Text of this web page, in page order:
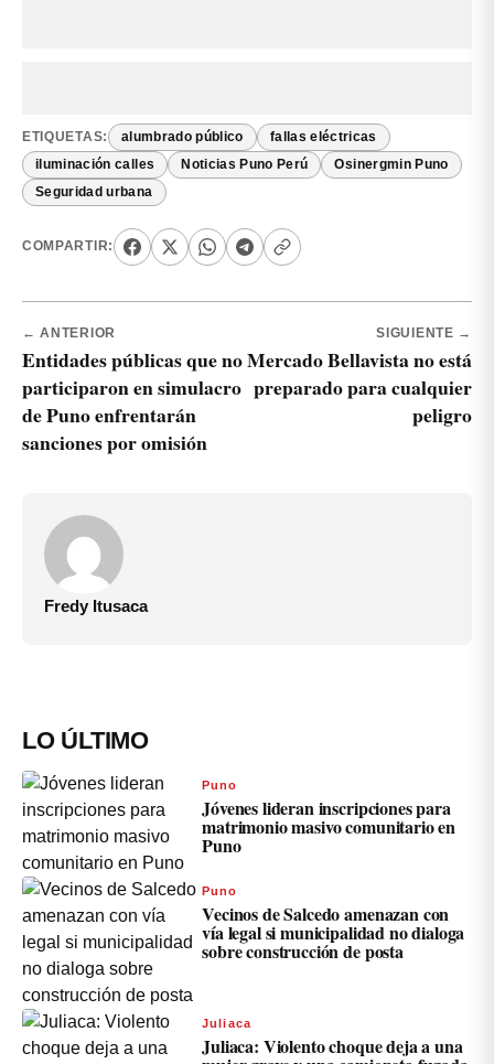
ETIQUETAS: alumbrado público fallas eléctricas
iluminación calles Noticias Puno Perú Osinergmin Puno
Seguridad urbana
COMPARTIR:
← ANTERIOR
Entidades públicas que no
participaron en simulacro
de Puno enfrentarán
sanciones por omisión
SIGUIENTE →
Mercado Bellavista no está
preparado para cualquier
peligro
Fredy Itusaca
LO ÚLTIMO
Puno
Jóvenes lideran inscripciones para
matrimonio masivo comunitario en
Puno
Puno
Vecinos de Salcedo amenazan con
vía legal si municipalidad no dialoga
sobre construcción de posta
Juliaca
Juliaca: Violento choque deja a una